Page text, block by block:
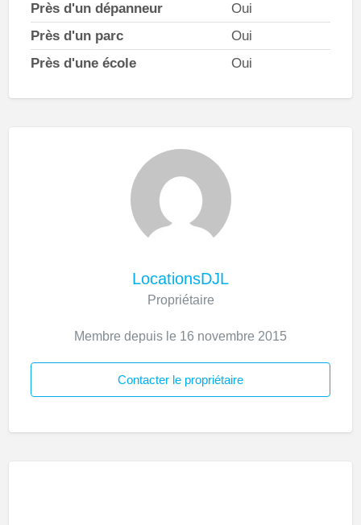
Près d'un dépanneur
Oui
Près d'un parc
Oui
Près d'une école
Oui
LocationsDJL
Propriétaire
Membre depuis le 16 novembre 2015
Contacter le propriétaire